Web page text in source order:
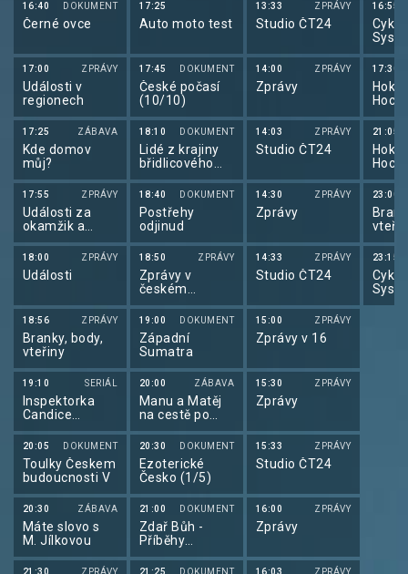
16:40 DOKUMENT
Černé ovce
17:00 ZPRÁVY
Události v
regionech
17:25 ZÁBAVA
Kde domov
můj?
17:55 ZPRÁVY
Události za
okamžik a
počasí
18:00 ZPRÁVY
Události
18:56 ZPRÁVY
Branky, body,
vteřiny
19:10 SERIÁL
Inspektorka
Candice
Renoirová II
20:05 DOKUMENT
Toulky Českem
budoucnosti V
20:30 ZÁBAVA
Máte slovo s
M. Jílkovou
21:30 ZPRÁVY
17:25
Auto moto test
17:45 DOKUMENT
České počasí
(10/10)
18:10 DOKUMENT
Lidé z krajiny
břidlicového
srdce
18:40 DOKUMENT
Postřehy
odjinud
18:50 ZPRÁVY
Zprávy v
českém
znakovém
jazyce
19:00 DOKUMENT
Západní
Sumatra
20:00 ZÁBAVA
Manu a Matěj
na cestě po
střední Itálii
(5/10)
20:30 DOKUMENT
Ezoterické
Česko (1/5)
21:00 DOKUMENT
Zdař Bůh -
Příběhy
českého
hornictví (4/8)
21:25 DOKUMENT
13:33 ZPRÁVY
Studio ČT24
14:00 ZPRÁVY
Zprávy
14:03 ZPRÁVY
Studio ČT24
14:30 ZPRÁVY
Zprávy
14:33 ZPRÁVY
Studio ČT24
15:00 ZPRÁVY
Zprávy v 16
15:30 ZPRÁVY
Zprávy
15:33 ZPRÁVY
Studio ČT24
16:00 ZPRÁVY
Zprávy
16:03 ZPRÁVY
16:55
2025
17:30
mužů
21:05
žen
23:00
23:15
2025